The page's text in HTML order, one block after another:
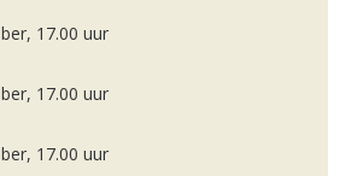
17.00 uur
17.00 uur
17.00 uur